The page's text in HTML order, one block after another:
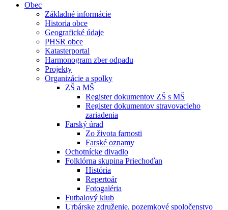
Obec
Základné informácie
Historia obce
Geografické údaje
PHSR obce
Katasterportal
Harmonogram zber odpadu
Projekty
Organizácie a spolky
ZŠ a MŠ
Register dokumentov ZŠ s MŠ
Register dokumentov stravovacieho
zariadenia
Farský úrad
Zo života farnosti
Farské oznamy
Ochotnícke divadlo
Folklórna skupina Priechoďan
História
Repertoár
Fotogaléria
Futbalový klub
Urbárske združenie, pozemkové spoločenstvo